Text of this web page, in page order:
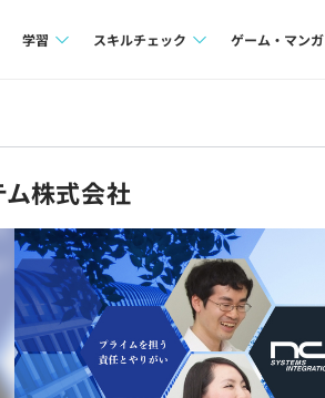
ェント
セミナー
ー
イド
学習
4択課題
ナレッジ
リファレンス
プラン
個人向けプラン
スキルチェック
評価結果一覧
再チャレンジ結果一覧
ゲーム・マンガ
ム株式会社